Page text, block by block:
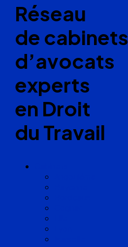
Réseau
de cabinets
d’avocats
experts
en Droit
du Travail